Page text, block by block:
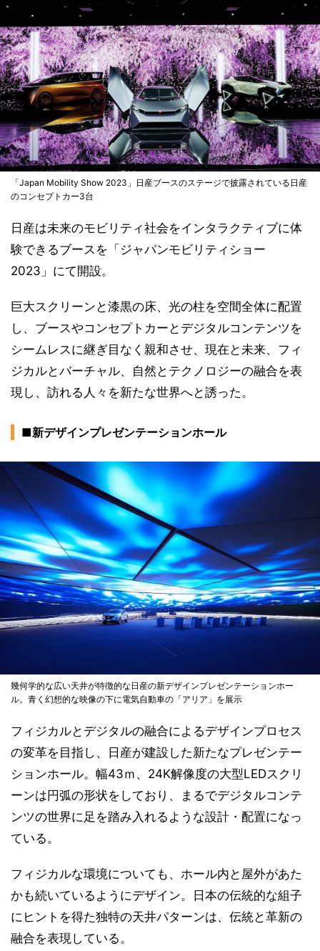
「Japan Mobility Show 2023」日産ブースのステージで披露されている日産
のコンセプトカー3台
日産は未来のモビリティ社会をインタラクティブに体
験できるブースを「ジャパンモビリティショー
2023」にて開設。
巨大スクリーンと漆黒の床、光の柱を空間全体に配置
し、ブースやコンセプトカーとデジタルコンテンツを
シームレスに継ぎ目なく親和させ、現在と未来、フィ
ジカルとバーチャル、自然とテクノロジーの融合を表
現し、訪れる人々を新たな世界へと誘った。
■新デザインプレゼンテーションホール
幾何学的な広い天井が特徴的な日産の新デザインプレゼンテーションホー
ル。青く幻想的な映像の下に電気自動車の「アリア」を展示
フィジカルとデジタルの融合によるデザインプロセス
の変革を目指し、日産が建設した新たなプレゼンテー
ションホール。幅43ｍ、24K解像度の大型LEDスクリ
ーンは円弧の形状をしており、まるでデジタルコンテ
ンツの世界に足を踏み入れるような設計・配置になっ
ている。
フィジカルな環境についても、ホール内と屋外があた
かも続いているようにデザイン。日本の伝統的な組子
にヒントを得た独特の天井パターンは、伝統と革新の
融合を表現している。